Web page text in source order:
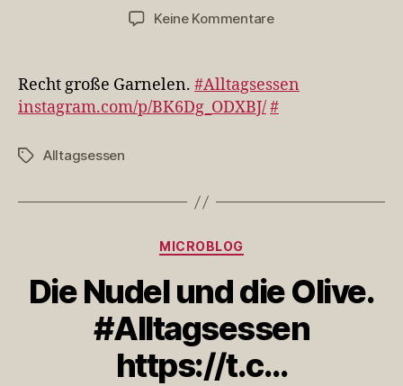
Keine Kommentarezu
Garnelen.
#Alltagsessen
https://t.co/M…
Recht große Garnelen. #Alltagsessen
instagram.com/p/BK6Dg_ODXBJ/#
Schlagwörter
Alltagsessen
Kategorien
MICROBLOG
Die Nudel und die Olive.
#Alltagsessen
https://t.c…